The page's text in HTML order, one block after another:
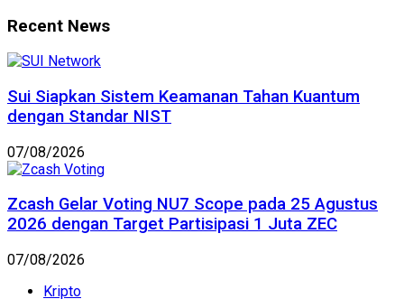
Recent News
Sui Siapkan Sistem Keamanan Tahan Kuantum
dengan Standar NIST
07/08/2026
Zcash Gelar Voting NU7 Scope pada 25 Agustus
2026 dengan Target Partisipasi 1 Juta ZEC
07/08/2026
Kripto